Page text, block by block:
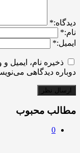
ديدگاه:*
نام:*
ایمیل:*
ذخیره نام، ایمیل
دوباره دیدگاهی
مطالب محبوب
0